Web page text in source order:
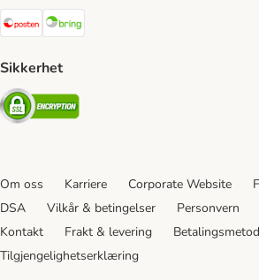
Posten Shipping Method
Sikkerhet
Security
Om oss Karriere Corporate Website
DSA
Vilkår & betingelser Personvern
Kontakt
Frakt & levering
Tilgjengelighetserklæring